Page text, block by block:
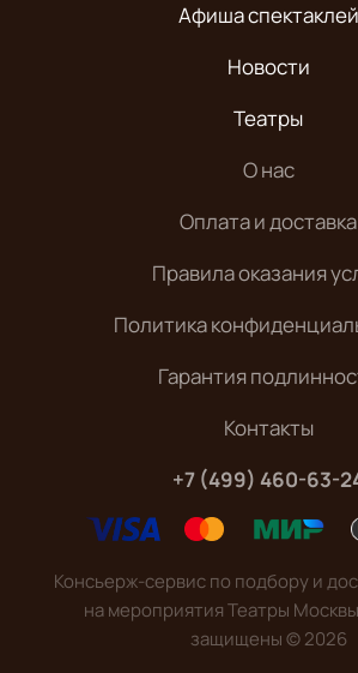
Афиша спектаклей
Новости
Театры
О нас
Оплата и доставка
Правила оказания
Политика
Гарантия
Контакты
+7 (499) 460-63-
Консьерж-сервис по подбору и
на мероприятия Театры
защищены©2026